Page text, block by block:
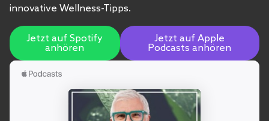
innovative Wellness-Tipps.
Jetzt auf Spotify
anhören
Jetzt auf Apple
Podcasts anhören